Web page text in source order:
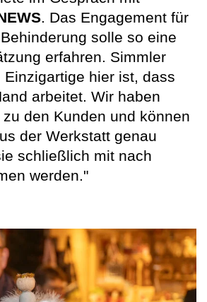
. Das Engagement für
solle so eine
erfahren. Simmler
Einzigartige hier ist, dass
arbeitet. Wir haben
den Kunden und können
der Werkstatt genau
schließlich mit nach
werden."